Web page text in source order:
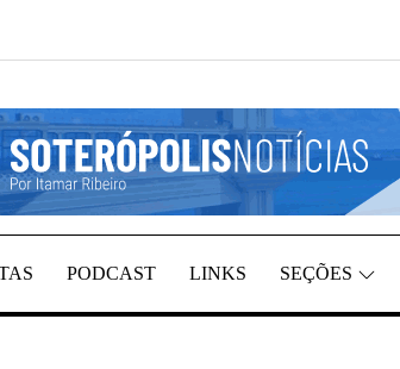
RIBEIRO
PODCAST LINKS SEÇÕES